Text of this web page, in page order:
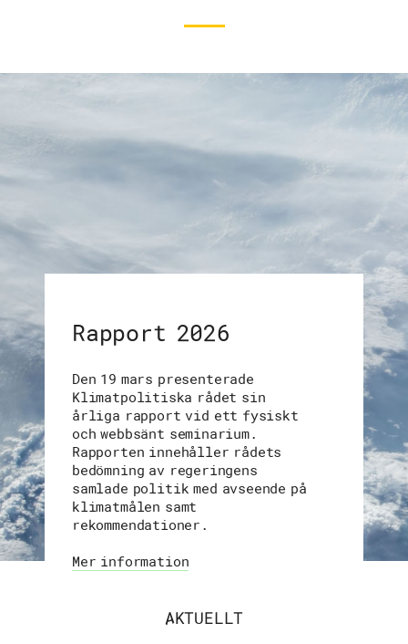
Rapport 2026
Den 19 mars presenterade
Klimatpolitiska rådet sin
årliga rapport vid ett fysiskt
och webbsänt seminarium.
Rapporten innehåller rådets
bedömning av regeringens
samlade politik med avseende på
klimatmålen samt
rekommendationer.
Mer information
AKTUELLT